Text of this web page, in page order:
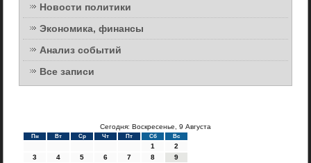
Новости политики
Экономика, финансы
Анализ событий
Все записи
Сегодня: Воскресенье, 9 Августа
Пн Вт Ср Чт Пт Сб Вс
1
2
3
4 5 6 7 8
9